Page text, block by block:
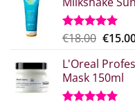
Βαθμολογήθηκε
από 5
€18.00
was:
€18.00.
€
L'Oreal
Mask 150ml